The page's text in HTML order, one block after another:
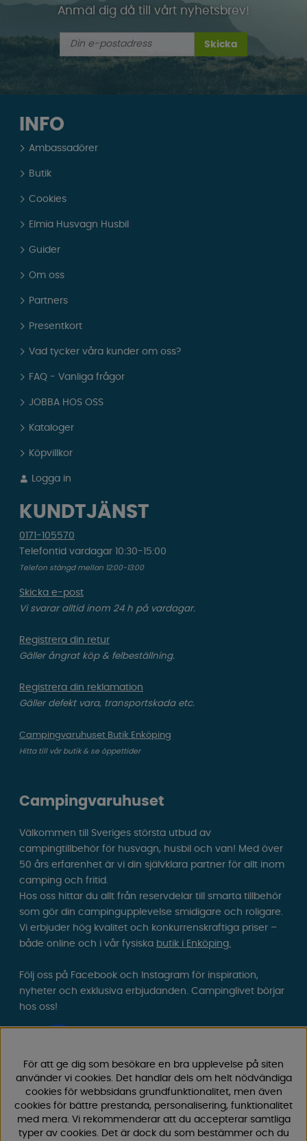
Anmäl dig då till vårt nyhetsbrev!
Skicka
INFO
Ambassadörer
Butik
Cookies
Elmia Husvagn Husbil
Guider
Om oss
Partners
Presentkort
Vad tycker våra kunder om oss?
FAQ - Vanliga frågor
JOBBA HOS OSS
Kataloger
Köpvillkor
Logga in
KUNDTJÄNST
0171-105570
Telefontid vardagar 10:30-15:00
Telefon stängd mellan 12:00-13:00
Skicka e-post
Vi svarar alltid inom 24 h på vardagar.
Registrera din retur
Gäller ångrat köp & felbeställning.
Registrera din reklamation
Gäller defekt vara, transportskada etc.
Campingvaruhuset Butik Enköping
Hitta till vår butik & se öppettider
Campingvaruhuset
Välkommen till Sveriges största utbud av
campingtillbehör för husvagn, husbil och van! Med över
50 års erfarenhet är vi din självklara partner för allt inom
camping och fritid.
Hos oss hittar du allt från reservdelar till smarta tillbehör
som gör din campingupplevelse smidigare och roligare.
Vi erbjuder hög kvalitet och konkurrenskraftiga priser –
både online och i vår fysiska butik i Enköping.
Följ oss på Facebook och Instagram för inspiration,
nyheter och exklusiva erbjudanden. Campinglivet börjar
hos oss!
För att ge dig som besökare en bra upplevelse på siten
använder vi cookies. Det handlar dels om helt nödvändiga
cookies för webbsidans grundfunktionalitet, men även
cookies för bättre prestanda, personalisering, funktionalitet
med mera. Vi rekommenderar att du accepterar samtliga
typer av cookies. Det är dock du som bestämmer och du